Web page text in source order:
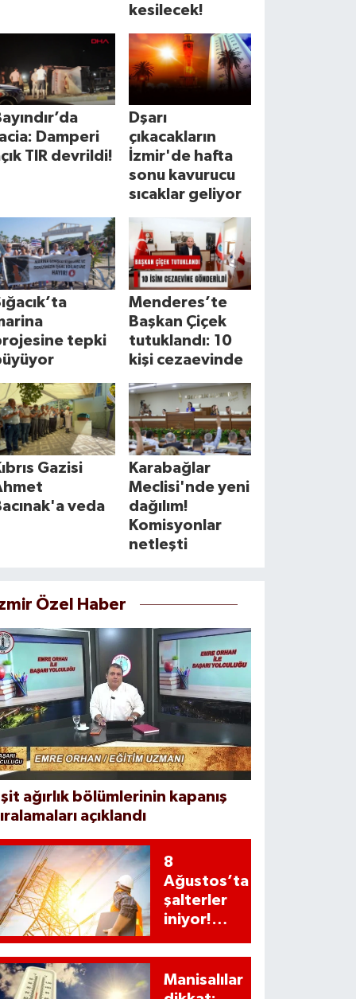
kesilecek!
Damperi
TIR devrildi!
Dşarı
çıkacakların
İzmir'de hafta
sonu kavurucu
sıcaklar geliyor
tepki
Menderes’te
Başkan Çiçek
tutuklandı: 10
kişi cezaevinde
Gazisi
veda
Karabağlar
Meclisi'nde yeni
dağılım!
Komisyonlar
netleşti
Özel Haber
ağırlık bölümlerinin kapanış
açıklandı
8
Ağustos’ta
şalterler
iniyor!
ilçesinde
saatlerce
Manisalılar